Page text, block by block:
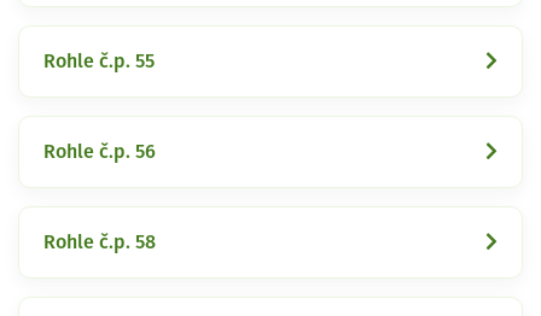
Rohle č.p. 55
Rohle č.p. 56
Rohle č.p. 58